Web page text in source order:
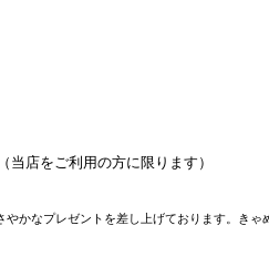
店をご利用の方に限ります）
なプレゼントを差し上げております。きゃ